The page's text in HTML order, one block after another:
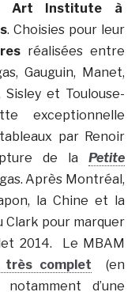
Art Institute à
. Choisies pour leur
réalisées entre
Gauguin, Manet,
et Toulouse-
exceptionnelle
par Renoir
de laPetite
Après Montréal,
la Chine et la
Clark pour marquer
2014. Le MBAM
très complet (en
d’une